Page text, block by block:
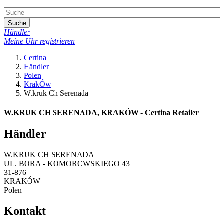
Suche
Händler
Meine Uhr registrieren
Certina
Händler
Polen
KrakÓw
W.kruk Ch Serenada
W.KRUK CH SERENADA, KRAKÓW - Certina Retailer
Händler
W.KRUK CH SERENADA
UL. BORA - KOMOROWSKIEGO 43
31-876
KRAKÓW
Polen
Kontakt